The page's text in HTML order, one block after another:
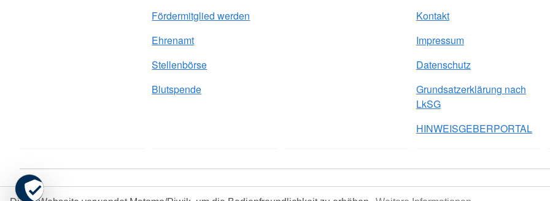
Fördermitglied werden
Ehrenamt
Stellenbörse
Blutspende
Kontakt
Impressum
Datenschutz
Grundsatzerklärung nach
LkSG
HINWEISGEBERPORTAL
Kontakt Impressum Datenschutz Grundsatzerklärung nach LkSG HINWEISGEBERPORTAL © 2026 Kreisverband